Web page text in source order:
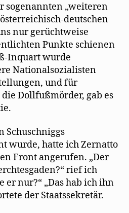
sogenannten „weiteren
deutschen
nur gerüchtweise
Punkte schienen
Inquart wurde
Nationalsozialisten
und für
Dollfußmörder, gab es
Schuschniggs
wurde, hatte ich Zernatto
Front angerufen. „Der
rief ich
er nur?“ „Das hab ich ihn
der Staatssekretär.